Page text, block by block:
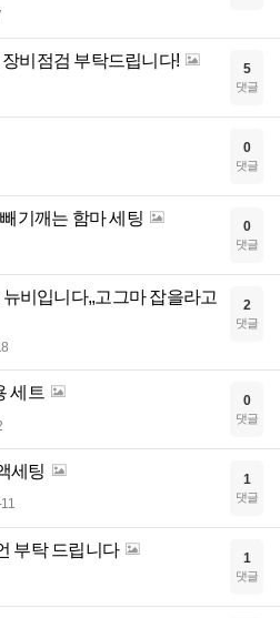
비점검 부탁드립니다! 5
댓글
0
댓글
기깨는 함마 세팅 0
댓글
비입니다,,고그마 잡을라고
2
댓글
세트 0
댓글
세팅 1
댓글
부탁 드립니다 1
댓글